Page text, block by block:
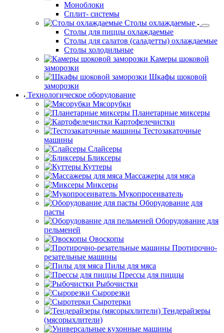
Моноблоки
Сплит- системы
Столы охлаждаемые
Столы для пиццы охлаждаемые
Столы для салатов (саладетты) охлаждаемые
Столы холодильные
Камеры шоковой
заморозки
Шкафы шоковой
заморозки
Технологическое оборудование
Мясорубки
Планетарные миксеры
Картофелечистки
Тестозакаточные
машины
Слайсеры
Бликсеры
Куттеры
Массажеры для мяса
Миксеры
Мукопросеиватель
Оборудование для
пасты
Оборудование для
пельменей
Овоскопы
Протирочно-
резательные машины
Пилы для мяса
Прессы для пиццы
Рыбочистки
Сырорезки
Сыротерки
Тендерайзеры
(мясорыхлители)